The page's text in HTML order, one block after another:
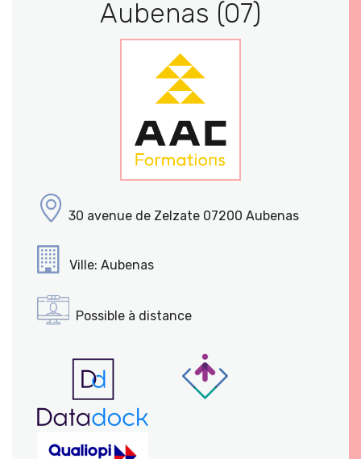
Aubenas (07)
30 avenue de Zelzate 07200 Aubenas
Ville: Aubenas
Possible à distance